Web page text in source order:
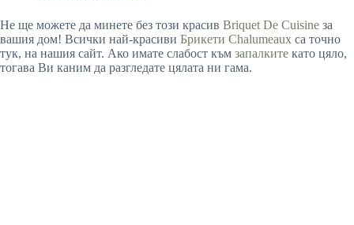
Не ще можете да минете без този красив Briquet De Cuisine за
вашия дом! Всички най-красиви Брикети Chalumeaux са точно
тук, на нашия сайт. Ако имате слабост към запалките като цяло,
тогава Ви каним да разгледате цялата ни гама.